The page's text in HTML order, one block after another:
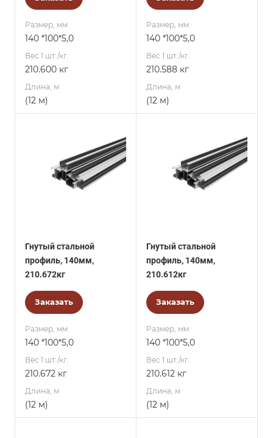
Размер, мм
140 *100*5,0
Вес 1 шт./кг.
210.600 кг
Длина, м
(12 м)
Размер, мм
140 *100*5,0
Вес 1 шт./кг.
210.588 кг
Длина, м
(12 м)
Гнутый стальной
профиль, 140мм,
210.672кг
Заказать
Размер, мм
140 *100*5,0
Вес 1 шт./кг.
210.672 кг
Длина, м
(12 м)
Гнутый стальной
профиль, 140мм,
210.612кг
Заказать
Размер, мм
140 *100*5,0
Вес 1 шт./кг.
210.612 кг
Длина, м
(12 м)